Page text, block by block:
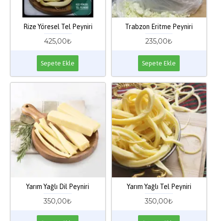
Rize Yöresel Tel Peyniri
425,00₺
Sepete Ekle
Trabzon Eritme Peyniri
235,00₺
Sepete Ekle
Yarım Yağlı Dil Peyniri
350,00₺
Yarım Yağlı Tel Peyniri
350,00₺